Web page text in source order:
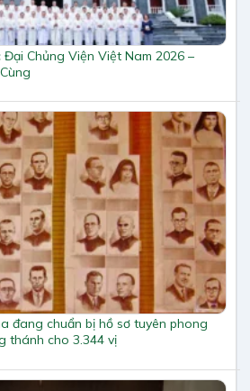
Đại Chủng Viện Việt Nam 2026 –
đang chuẩn bị hồ sơ tuyên phong
thánh cho 3.344 vị